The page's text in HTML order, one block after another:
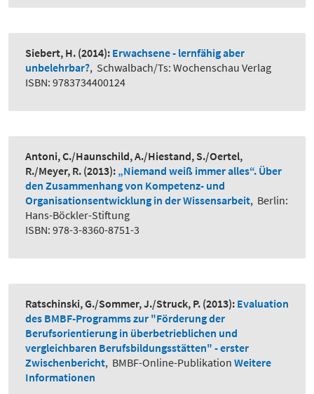
Siebert, H. (2014): Erwachsene - lernfähig aber
unbelehrbar?, Schwalbach/Ts: Wochenschau Verlag
ISBN: 9783734400124
Antoni, C./Haunschild, A./Hiestand, S./Oertel,
R./Meyer, R. (2013): „Niemand weiß immer alles“. Über
den Zusammenhang von Kompetenz- und
Organisationsentwicklung in der Wissensarbeit, Berlin:
Hans-Böckler-Stiftung
ISBN: 978-3-8360-8751-3
Ratschinski, G./Sommer, J./Struck, P. (2013): Evaluation
des BMBF-Programms zur "Förderung der
Berufsorientierung in überbetrieblichen und
vergleichbaren Berufsbildungsstätten" - erster
Zwischenbericht, BMBF-Online-Publikation Weitere
Informationen